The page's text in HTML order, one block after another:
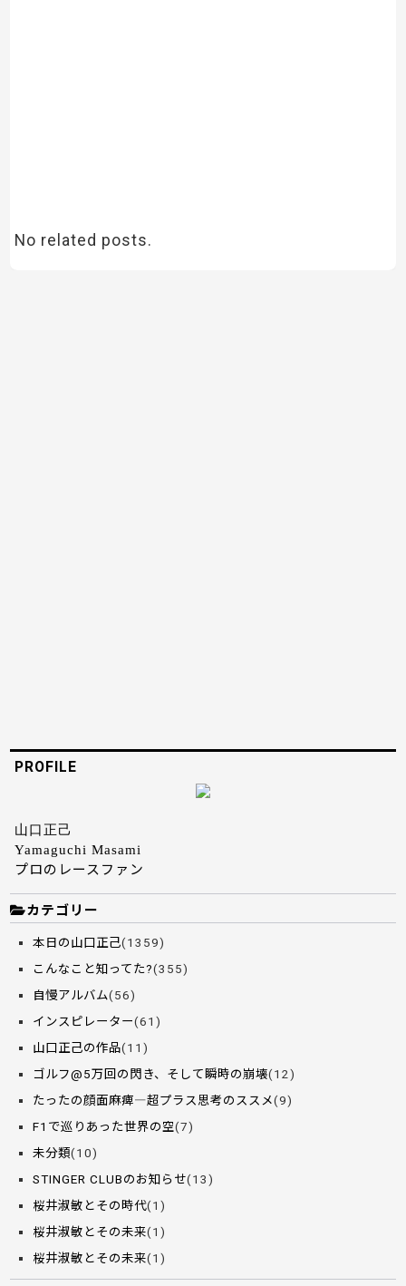
No related posts.
PROFILE
山口正己
Yamaguchi Masami
プロのレースファン
カテゴリー
本日の山口正己(1359)
こんなこと知ってた?(355)
自慢アルバム(56)
インスピレーター(61)
山口正己の作品(11)
ゴルフ@5万回の閃き、そして瞬時の崩壊(12)
たったの顔面麻痺―超プラス思考のススメ(9)
F1で巡りあった世界の空(7)
未分類(10)
STINGER CLUBのお知らせ(13)
桜井淑敏とその時代(1)
桜井淑敏とその未来(1)
桜井淑敏とその未来(1)